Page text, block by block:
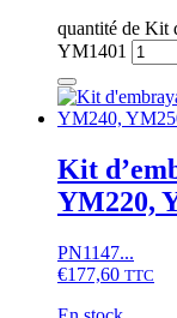
quantité de Kit
YM1401
Kit
YM220,
PN1147...
€177,60 TTC